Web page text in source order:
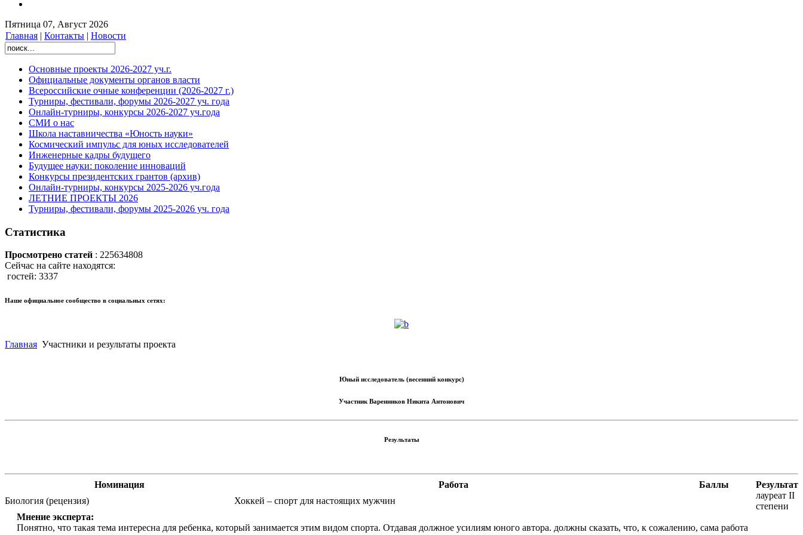
Пятница 07, Август 2026
Главная | Контакты | Новости
Основные проекты 2026-2027 уч.г.
Официальные документы органов власти
Всероссийские очные конференции (2026-2027 г.)
Турниры, фестивали, форумы 2026-2027 уч. года
Онлайн-турниры, конкурсы 2026-2027 уч.года
СМИ о нас
Школа наставничества «Юность науки»
Космический импульс для юных исследователей
Инженерные кадры будущего
Будущее науки: поколение инноваций
Конкурсы президентских грантов (архив)
Онлайн-турниры, конкурсы 2025-2026 уч.года
ЛЕТНИЕ ПРОЕКТЫ 2026
Турниры, фестивали, форумы 2025-2026 уч. года
Статистика
Просмотрено статей : 225634808
Сейчас на сайте находятся:
гостей: 3337
Наше официальное сообщество в социальных сетях:
Главная Участники и результаты проекта
Юный исследователь (весенний конкурс)
Участник Варенников Никита Антонович
Результаты
Номинация Работа Баллы
Результат
Биология (рецензия)
Хоккей – спорт для настоящих мужчин
лауреат II
степени
Мнение эксперта:
Понятно, что такая тема интересна для ребенка, который занимается этим видом спорта. Отдавая должное усилиям юного автора. должны сказать, что, к сожалению, сама работа